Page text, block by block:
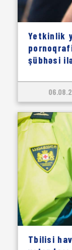
Yetkinlik
şübhəsi
Tbilisi